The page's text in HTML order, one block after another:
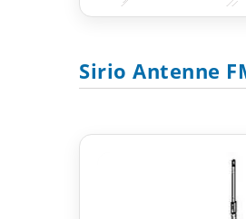
Sirio Antenne